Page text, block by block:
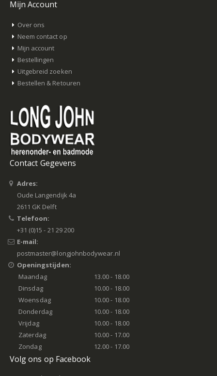
Mijn Account
Over ons
Neem contact op
Mijn account
Bestellingen
Uitgebreid zoeken
Bestellen & Retouren
Contact Gegevens
Adres:
Oude Langendijk 4a
2611 GK Delft
Telefoon:
+31 (0)15 - 21 29 200
E-mail:
postmaster@longjohnbodywear.nl
Openingstijden:
Maandag
13.00 - 18.00
Dinsdag
10.00 - 18.00
Woensdag
10.00 - 18.00
Donderdag
10.00 - 18.00
Vrijdag
10.00 - 18.00
Zaterdag
10.00 - 17.00
Zondag
12.00 - 17.00
Volg ons op Facebook